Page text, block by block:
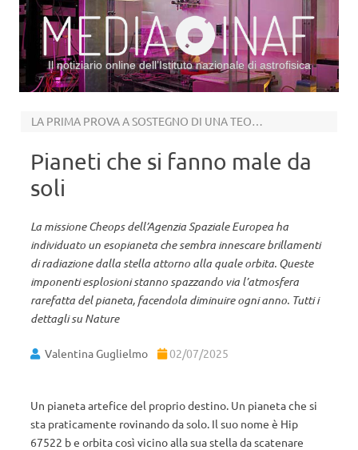
Il notiziario online dell’Istituto nazionale di astrofisica
LA PRIMA PROVA A SOSTEGNO DI UNA TEORIA NATA NEGLI ANNI ‘90
Pianeti che si fanno male da
soli
La missione Cheops dell’Agenzia Spaziale Europea ha
individuato un esopianeta che sembra innescare brillamenti
di radiazione dalla stella attorno alla quale orbita. Queste
imponenti esplosioni stanno spazzando via l’atmosfera
rarefatta del pianeta, facendola diminuire ogni anno. Tutti i
dettagli su Nature
Valentina Guglielmo 02/07/2025
Un pianeta artefice del proprio destino. Un pianeta che si
sta praticamente rovinando da solo. Il suo nome è Hip
67522 b e orbita così vicino alla sua stella da scatenare